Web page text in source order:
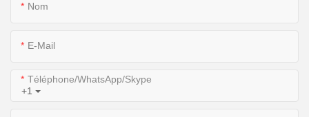
Nom
E-Mail
+1
Téléphone/WhatsApp/Skype